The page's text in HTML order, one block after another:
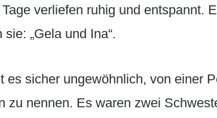
verliefen ruhig und entspannt.
sie: „Gela und Ina“.
es sicher ungewöhnlich, von einer
zu nennen. Es waren zwei